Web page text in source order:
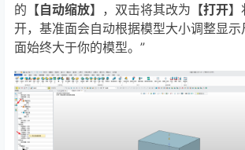
的 【自动缩放】 ，双击将其改为 【打开】
开，基准面会自动根据模型大小调整显
面始终大于你的模型。”